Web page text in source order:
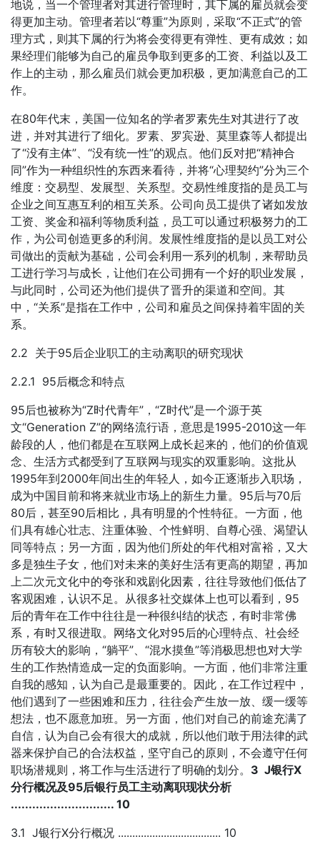
地说，当一个管理者对其进行管理时，其下属的雇员就会变
得更加主动。管理者若以“尊重”为原则，采取“不正式”的管
理方式，则其下属的行为将会变得更有弹性、更有成效；如
果经理们能够为自己的雇员争取到更多的工资、利益以及工
作上的主动，那么雇员们就会更加积极，更加满意自己的工
作。
在80年代末，美国一位知名的学者罗素先生对其进行了改
进，并对其进行了细化。罗素、罗宾逊、莫里森等人都提出
了“没有主体”、“没有统一性”的观点。他们反对把“精神合
同”作为一种组织性的东西来看待，并将“心理契约”分为三个
维度：交易型、发展型、关系型。交易性维度指的是员工与
企业之间互惠互利的相互关系。公司向员工提供了诸如发放
工资、奖金和福利等物质利益，员工可以通过积极努力的工
作，为公司创造更多的利润。发展性维度指的是以员工对公
司做出的贡献为基础，公司会利用一系列的机制，来帮助员
工进行学习与成长，让他们在公司拥有一个好的职业发展，
与此同时，公司还为他们提供了晋升的渠道和空间。其
中，“关系”是指在工作中，公司和雇员之间保持着牢固的关
系。
2.2 关于95后企业职工的主动离职的研究现状
2.2.1 95后概念和特点
95后也被称为“Z时代青年”，“Z时代”是一个源于英
文“Generation Z”的网络流行语，意思是1995-2010这一年
龄段的人，他们都是在互联网上成长起来的，他们的价值观
念、生活方式都受到了互联网与现实的双重影响。这批从
1995年到2000年间出生的年轻人，如今正逐渐步入职场，
成为中国目前和将来就业市场上的新生力量。95后与70后
80后，甚至90后相比，具有明显的个性特征。一方面，他
们具有雄心壮志、注重体验、个性鲜明、自尊心强、渴望认
同等特点；另一方面，因为他们所处的年代相对富裕，又大
多是独生子女，他们对未来的美好生活有更高的期望，再加
上二次元文化中的夸张和戏剧化因素，往往导致他们低估了
客观困难，认识不足。从很多社交媒体上也可以看到，95
后的青年在工作中往往是一种很纠结的状态，有时非常佛
系，有时又很进取。网络文化对95后的心理特点、社会经
历有较大的影响，“躺平”、“混水摸鱼”等消极思想也对大学
生的工作热情造成一定的负面影响。一方面，他们非常注重
自我的感知，认为自己是最重要的。因此，在工作过程中，
他们遇到了一些困难和压力，往往会产生放一放、缓一缓等
想法，也不愿意加班。另一方面，他们对自己的前途充满了
自信，认为自己会有很大的成就，所以他们敢于用法律的武
器来保护自己的合法权益，坚守自己的原则，不会遵守任何
职场潜规则，将工作与生活进行了明确的划分。 3 J银行X
分行概况及95后银行员工主动离职现状分析
............................. 10
3.1 J银行X分行概况 .................................... 10